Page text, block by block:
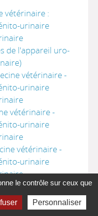
vétérinaire :
urinaire
de l'appareil uro-
vétérinaire -
urinaire
vétérinaire -
urinaire
vétérinaire -
urinaire
vétérinaire -
l'appareil
le contrôle sur ceux que
Personnaliser